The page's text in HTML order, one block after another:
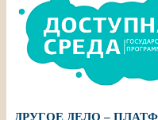
ДРУГОЕ ДЕЛО –